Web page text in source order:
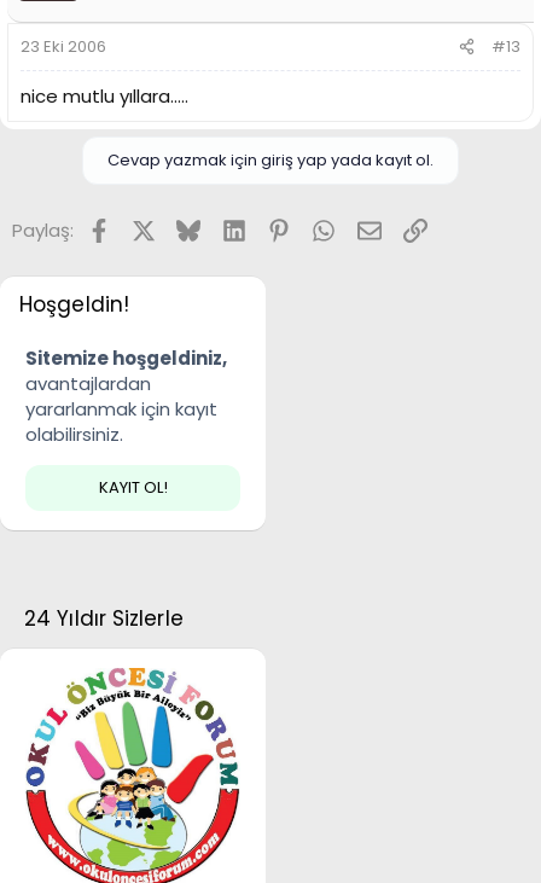
23 Eki 2006 #13
nice mutlu yıllara.....
Cevap yazmak için giriş yap yada kayıt ol.
Paylaş: FacebookBlueskyLinkedInPinterestWhatsApp
E-posta
Link
Hoşgeldin!
Sitemize hoşgeldiniz,
avantajlardan
yararlanmak için kayıt
olabilirsiniz.
KAYIT OL!
24 Yıldır Sizlerle